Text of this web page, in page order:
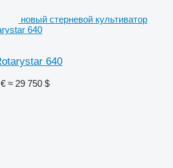
новый стерневой культиватор
640
640
≈ 29 750 $